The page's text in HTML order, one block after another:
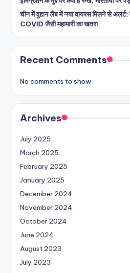
चीन में वुहान लैब में नया वायरस मिलने से अलर्ट:
COVID जैसी महामारी का खतरा
Recent Comments
No comments to show.
Archives
July 2025
March 2025
February 2025
January 2025
December 2024
November 2024
October 2024
June 2024
August 2023
July 2023